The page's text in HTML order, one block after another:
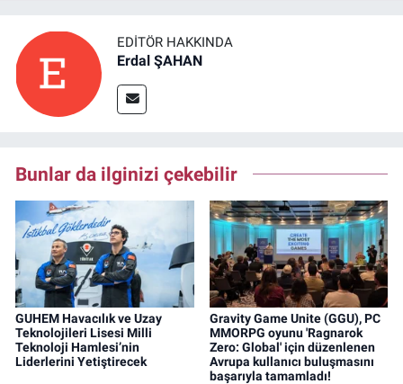
EDITÖR HAKKINDA
Erdal ŞAHAN
Bunlar da ilginizi çekebilir
GUHEM Havacılık ve Uzay
Teknolojileri Lisesi Milli
Teknoloji Hamlesi’nin
Liderlerini Yetiştirecek
Gravity Game Unite (GGU), PC
MMORPG oyunu 'Ragnarok
Zero: Global' için düzenlenen
Avrupa kullanıcı buluşmasını
başarıyla tamamladı!